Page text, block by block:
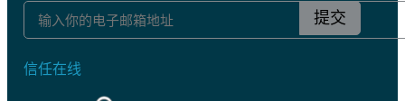
提交
信任在线